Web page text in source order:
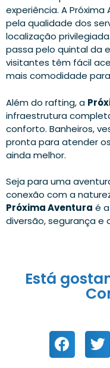
experiência. A
pela qualidade dos
localização
passa pelo quintal da
visitantes têm fácil
mais comodidade
Além do rafting, a
infraestrutura
conforto. Banheiros,
pronta para atender
ainda melhor.
Seja para uma
conexão com a
Próxima Aventura é
diversão, segurança e
Está